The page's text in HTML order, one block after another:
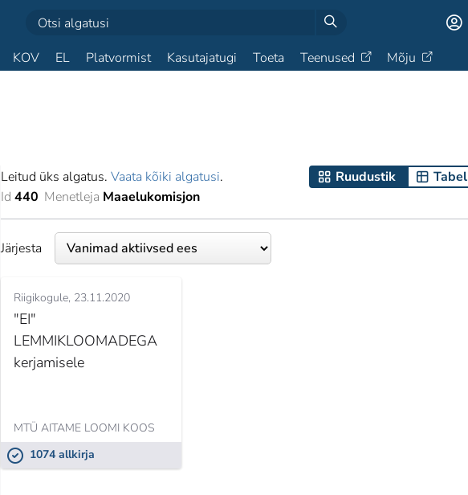
KOV EL Platvormist Kasutajatugi Toeta Teenused Mõju
Leitud üks algatus. Vaata kõiki algatusi. Ruudustik Tabel
Id 440 Menetleja Maaelukomisjon
Järjesta
Riigikogule 23.11.2020
"EI"
LEMMIKLOOMADEGA
kerjamisele
MTÜ AITAME LOOMI KOOS
1074 allkirja